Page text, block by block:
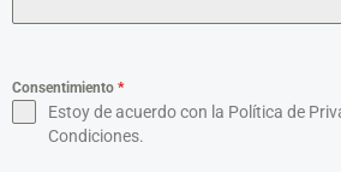
Consentimiento *
Estoy de acuerdo con la Política de
Condiciones.